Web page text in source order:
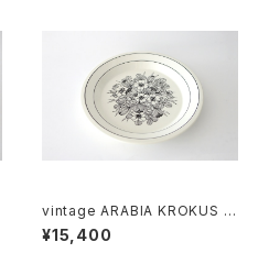
vintage ARABIA KROKUS Pl
ate 24cm / ヴィンテージ アラ
ビア クロッカス 24cmプレート
¥15,400